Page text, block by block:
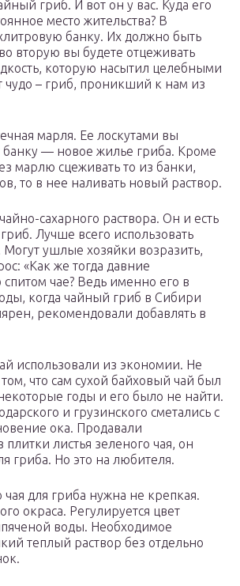
гриб. И вот он у вас. Куда его
место жительства? В
банку. Их должно быть
вторую вы будете отцеживать
которую насытил целебными
чудо – гриб, проникший к нам из
марля. Ее лоскутами вы
банку — новое жилье гриба. Кроме
марлю сцеживать то из банки,
то в нее наливать новый раствор.
сахарного раствора. Он и есть
Лучше всего использовать
ушлые хозяйки возразить,
«Как же тогда давние
чае? Ведь именно его в
когда чайный гриб в Сибири
рекомендовали добавлять в
использовали из экономии. Не
что сам сухой байховый чай был
годы и его было не найти.
и грузинского сметались с
ока. Продавали
плитки листья зеленого чая, он
гриба. Но это на любителя.
чая для гриба нужна не крепкая.
окраса. Регулируется цвет
воды. Необходимое
теплый раствор без отдельно